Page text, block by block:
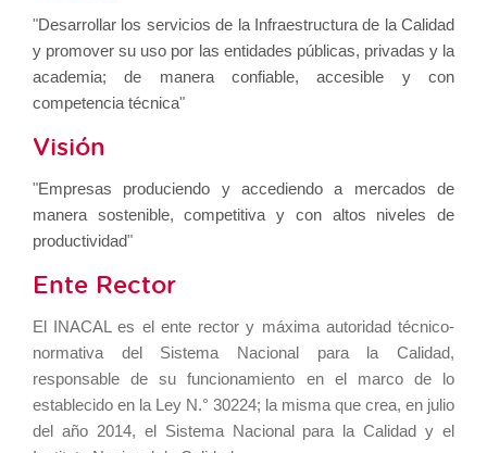
"Desarrollar los servicios de la Infraestructura de la Calidad
y promover su uso por las entidades públicas, privadas y la
academia; de manera confiable, accesible y con
competencia técnica"
Visión
"Empresas produciendo y accediendo a mercados de
manera sostenible, competitiva y con altos niveles de
productividad"
Ente Rector
El INACAL es el ente rector y máxima autoridad técnico-
normativa del Sistema Nacional para la Calidad,
responsable de su funcionamiento en el marco de lo
establecido en la Ley N.° 30224; la misma que crea, en julio
del año 2014, el Sistema Nacional para la Calidad y el